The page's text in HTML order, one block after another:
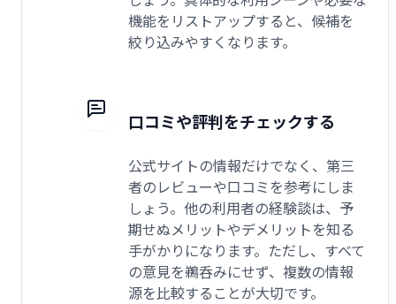
機能をリストアップすると、候補を
絞り込みやすくなります。
口コミや評判をチェックする
公式サイトの情報だけでなく、第三
者のレビューや口コミを参考にしま
しょう。他の利用者の経験談は、予
期せぬメリットやデメリットを知る
手がかりになります。ただし、すべて
の意見を鵜呑みにせず、複数の情報
源を比較することが大切です。